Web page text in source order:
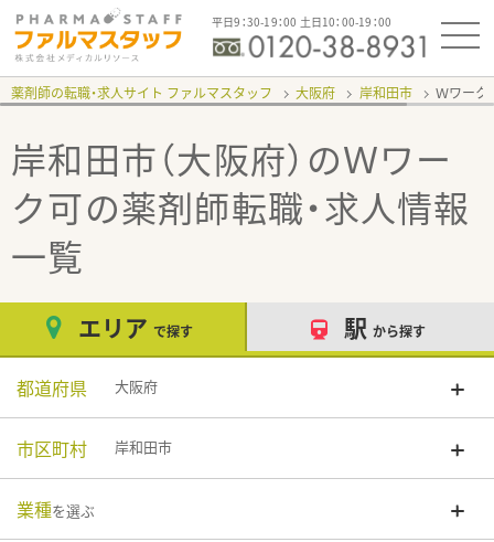
平日9：30-19：00 土日10：00-19：00
薬剤師の転職・求人サイト ファルマスタッフ 大阪府 岸和田市 Ｗワー
岸和田市（大阪府）のＷワー
ク可の薬剤師転職・求人情報
一覧
エリア で探す 駅 から探す
都道府県 大阪府
市区町村 岸和田市
業種を選ぶ